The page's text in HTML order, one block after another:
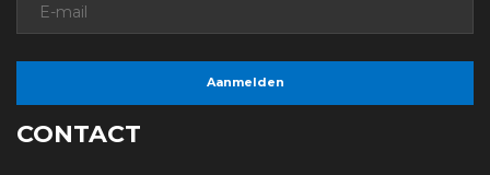
CONTACT